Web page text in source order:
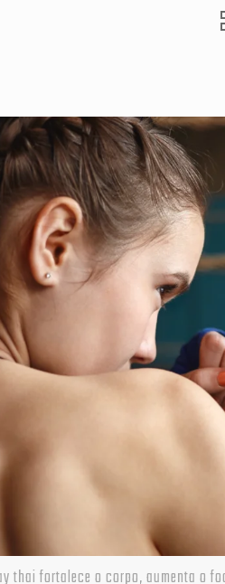
thai fortalece o corpo, aumenta o